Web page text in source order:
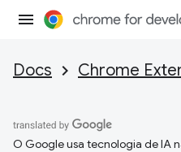
Docs Chrome
O Google usa tecnologia de IA